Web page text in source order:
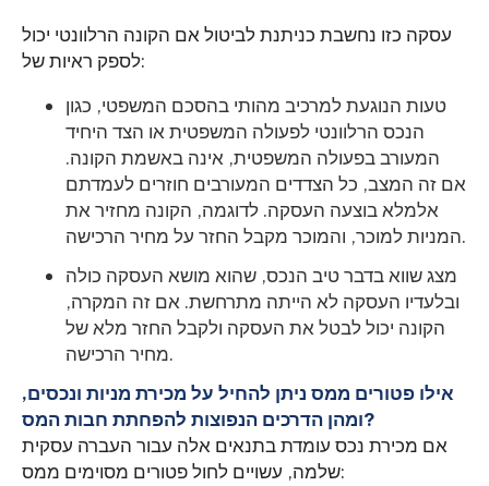
עסקה כזו נחשבת כניתנת לביטול אם הקונה הרלוונטי יכול
לספק ראיות של:
טעות הנוגעת למרכיב מהותי בהסכם המשפטי, כגון
הנכס הרלוונטי לפעולה המשפטית או הצד היחיד
המעורב בפעולה המשפטית, אינה באשמת הקונה.
אם זה המצב, כל הצדדים המעורבים חוזרים לעמדתם
אלמלא בוצעה העסקה. לדוגמה, הקונה מחזיר את
המניות למוכר, והמוכר מקבל החזר על מחיר הרכישה.
מצג שווא בדבר טיב הנכס, שהוא מושא העסקה כולה
ובלעדיו העסקה לא הייתה מתרחשת. אם זה המקרה,
הקונה יכול לבטל את העסקה ולקבל החזר מלא של
מחיר הרכישה.
אילו פטורים ממס ניתן להחיל על מכירת מניות ונכסים,
ומהן הדרכים הנפוצות להפחתת חבות המס?
אם מכירת נכס עומדת בתנאים אלה עבור העברה עסקית
שלמה, עשויים לחול פטורים מסוימים ממס: